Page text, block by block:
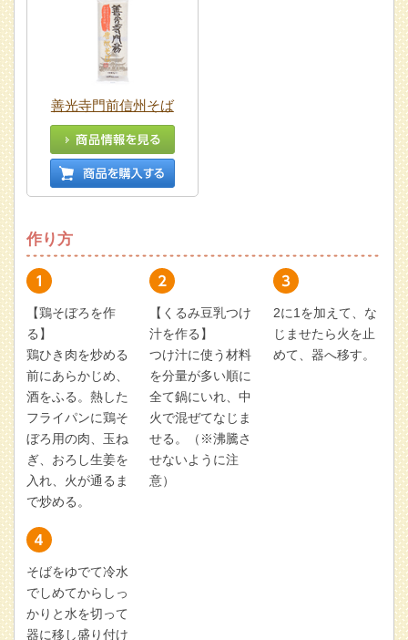
善光寺門前信州そば
作り方
【鶏そぼろを作
る】
鶏ひき肉を炒める
前にあらかじめ、
酒をふる。熱した
フライパンに鶏そ
ぼろ用の肉、玉ね
ぎ、おろし生姜を
入れ、火が通るま
で炒める。
【くるみ豆乳つけ
汁を作る】
つけ汁に使う材料
を分量が多い順に
全て鍋にいれ、中
火で混ぜてなじま
せる。（※沸騰さ
せないように注
意）
2に1を加えて、な
じませたら火を止
めて、器へ移す。
そばをゆでて冷水
でしめてからしっ
かりと水を切って
器に移し盛り付け